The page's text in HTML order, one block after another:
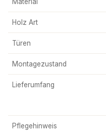
Holz Art
Türen
Montagezustand
Lieferumfang
Pflegehinweis